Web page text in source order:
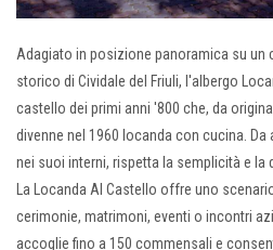
Adagiato in posizione panoramica su un
storico di Cividale del Friuli, l'albergo
castello dei primi anni '800 che, da
divenne nel 1960 locanda con cucina.
nei suoi interni, rispetta la semplicità e la
La Locanda Al Castello offre uno
cerimonie, matrimoni, eventi o incontri
accoglie fino a 150 commensali e